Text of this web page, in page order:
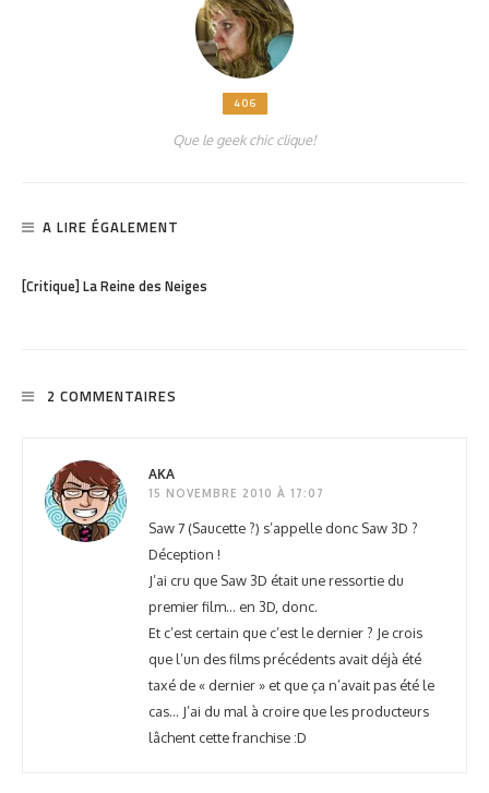
406
Que le geek chic clique!
A LIRE ÉGALEMENT
[Critique] La Reine des Neiges
2 COMMENTAIRES
AKA
15 NOVEMBRE 2010 À 17:07
Saw 7 (Saucette ?) s’appelle donc Saw 3D ?
Déception !
J’ai cru que Saw 3D était une ressortie du
premier film… en 3D, donc.
Et c’est certain que c’est le dernier ? Je crois
que l’un des films précédents avait déjà été
taxé de « dernier » et que ça n’avait pas été le
cas… J’ai du mal à croire que les producteurs
lâchent cette franchise :D